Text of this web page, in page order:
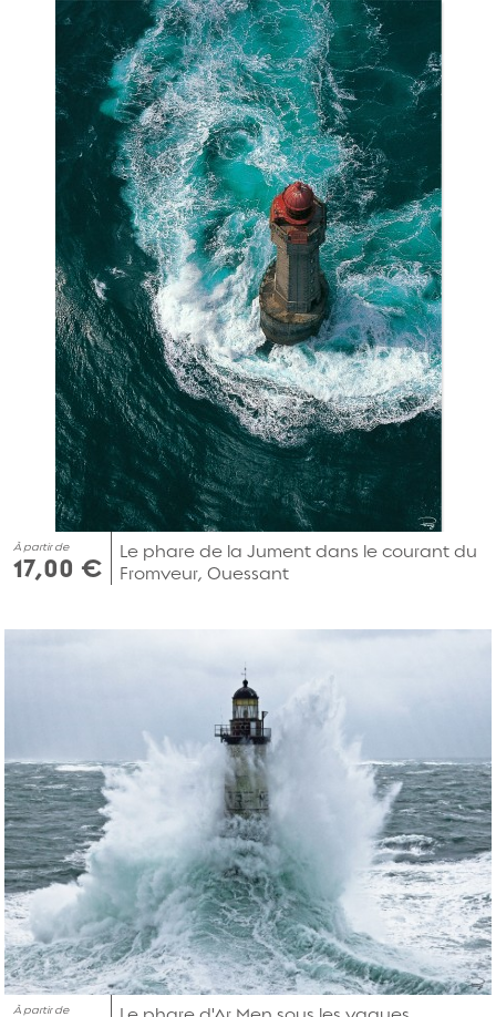
À partir de
17,00 €
Le phare de la Jument dans le courant du
Fromveur, Ouessant
À partir de